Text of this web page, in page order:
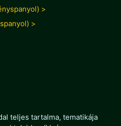
>
>
teljes tartalma, tematikája